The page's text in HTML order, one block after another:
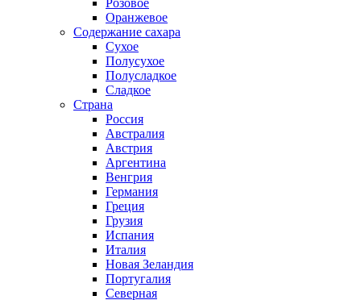
Розовое
Оранжевое
Содержание сахара
Сухое
Полусухое
Полусладкое
Сладкое
Страна
Россия
Австралия
Австрия
Аргентина
Венгрия
Германия
Греция
Грузия
Испания
Италия
Новая Зеландия
Португалия
Северная